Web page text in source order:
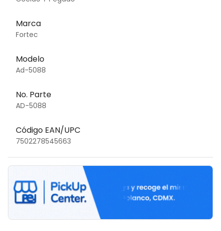
Marca
Fortec
Modelo
Ad-5088
No. Parte
AD-5088
Código EAN/UPC
7502278545663